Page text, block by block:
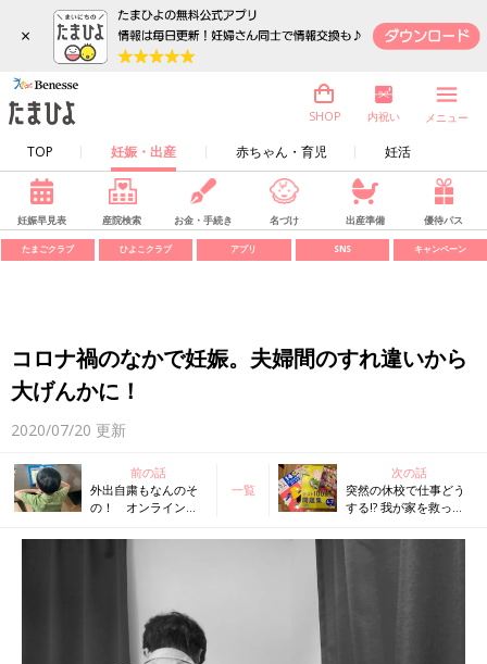
×
TOP 妊娠・出産 赤ちゃん・育児 妊活
SHOP 内祝い メニュー
妊娠早見表 産院検索 お金・手続き 名づけ 出産準備 優待パス
たまごクラブ ひよこクラブ アプリ SNS キャンペーン
コロナ禍のなかで妊娠。夫婦間のすれ違いから
大げんかに！
2020/07/20 更新
前の話
外出自粛もなんのそ
の！ オンラインで
一覧
次の話
突然の休校で仕事どう
する!? 我が家を救って